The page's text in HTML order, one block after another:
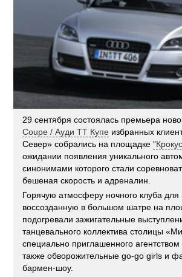
29 сентября состоялась премьера
Coupe / Ауди ТТ Купе избранных
Север» собрались на площадке
ожидании появления уникального
синонимами которого стали
бешеная скорость и адреналин.
Горячую атмосферу ночного клуба для
воссозданную в большом шатре на
подогревали зажигательные
танцевального коллектива столицы
специально приглашенного
также обворожительные go-go girls и
бармен-шоу.